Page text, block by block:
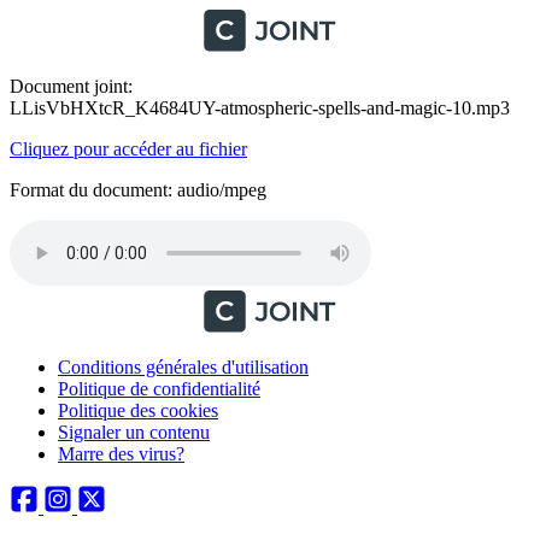
Document joint:
LLisVbHXtcR_K4684UY-atmospheric-spells-and-magic-10.mp3
Cliquez pour accéder au fichier
Format du document: audio/mpeg
Conditions générales d'utilisation
Politique de confidentialité
Politique des cookies
Signaler un contenu
Marre des virus?